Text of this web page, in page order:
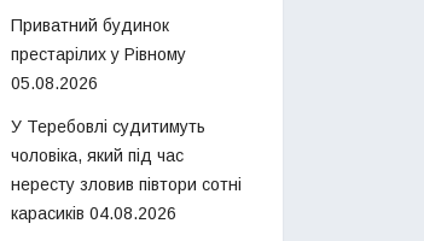
Приватний будинок
престарілих у Рівному
05.08.2026
У Теребовлі судитимуть
чоловіка, який під час
нересту зловив півтори сотні
карасиків 04.08.2026